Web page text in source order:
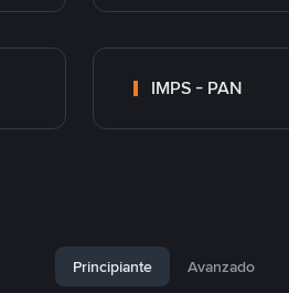
IMPS - PAN
Principiante Avanzado